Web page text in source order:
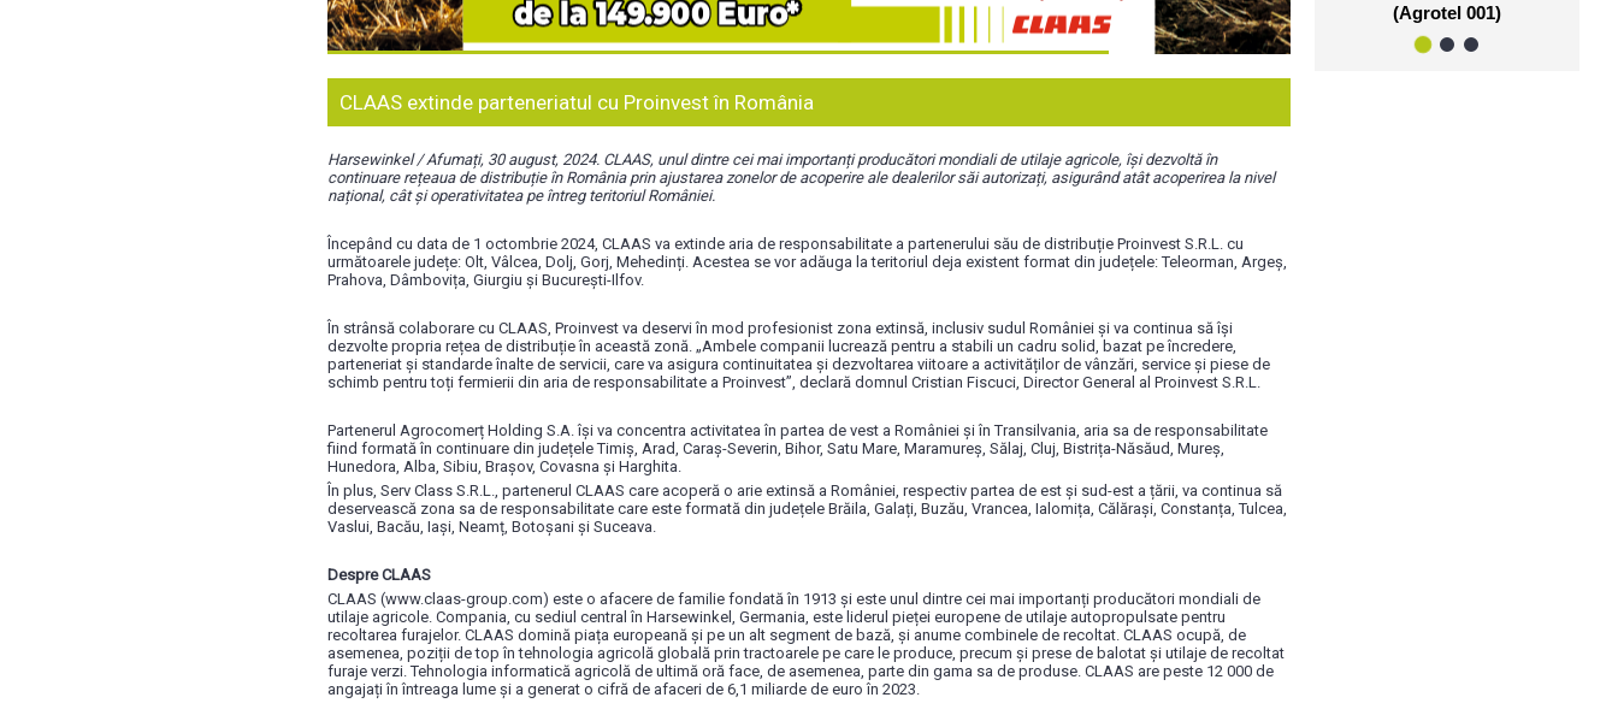
1 2 3
CLAAS extinde parteneriatul cu Proinvest în România
Harsewinkel / Afumați, 30 august, 2024. CLAAS, unul dintre cei mai importanți producători mondiali de utilaje agricole, își dezvoltă în
continuare rețeaua de distribuție în România prin ajustarea zonelor de acoperire ale dealerilor săi autorizați, asigurând atât acoperirea la nivel
național, cât și operativitatea pe întreg teritoriul României.
Începând cu data de 1 octombrie 2024, CLAAS va extinde aria de responsabilitate a partenerului său de distribuție Proinvest S.R.L. cu
următoarele județe: Olt, Vâlcea, Dolj, Gorj, Mehedinți. Acestea se vor adăuga la teritoriul deja existent format din județele: Teleorman, Argeș,
Prahova, Dâmbovița, Giurgiu și București-Ilfov.
În strânsă colaborare cu CLAAS, Proinvest va deservi în mod profesionist zona extinsă, inclusiv sudul României și va continua să își
dezvolte propria rețea de distribuție în această zonă. „Ambele companii lucrează pentru a stabili un cadru solid, bazat pe încredere,
parteneriat și standarde înalte de servicii, care va asigura continuitatea și dezvoltarea viitoare a activităților de vânzări, service și piese de
schimb pentru toți fermierii din aria de responsabilitate a Proinvest”, declară domnul Cristian Fiscuci, Director General al Proinvest S.R.L.
Partenerul Agrocomerț Holding S.A. își va concentra activitatea în partea de vest a României și în Transilvania, aria sa de responsabilitate
fiind formată în continuare din județele Timiș, Arad, Caraș-Severin, Bihor, Satu Mare, Maramureș, Sălaj, Cluj, Bistrița-Năsăud, Mureș,
Hunedora, Alba, Sibiu, Brașov, Covasna și Harghita.
În plus, Serv Class S.R.L., partenerul CLAAS care acoperă o arie extinsă a României, respectiv partea de est și sud-est a țării, va continua să
deservească zona sa de responsabilitate care este formată din județele Brăila, Galați, Buzău, Vrancea, Ialomița, Călărași, Constanța, Tulcea,
Vaslui, Bacău, Iași, Neamț, Botoșani și Suceava.
Despre CLAAS
CLAAS (www.claas-group.com) este o afacere de familie fondată în 1913 și este unul dintre cei mai importanți producători mondiali de
utilaje agricole. Compania, cu sediul central în Harsewinkel, Germania, este liderul pieței europene de utilaje autopropulsate pentru
recoltarea furajelor. CLAAS domină piața europeană și pe un alt segment de bază, și anume combinele de recoltat. CLAAS ocupă, de
asemenea, poziții de top în tehnologia agricolă globală prin tractoarele pe care le produce, precum și prese de balotat și utilaje de recoltat
furaje verzi. Tehnologia informatică agricolă de ultimă oră face, de asemenea, parte din gama sa de produse. CLAAS are peste 12 000 de
angajați în întreaga lume și a generat o cifră de afaceri de 6,1 miliarde de euro în 2023.